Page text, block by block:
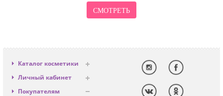
СМОТРЕТЬ
Каталог косметики
Антивозрастная
Декоративная
Личный кабинет
Вход
Покупателям